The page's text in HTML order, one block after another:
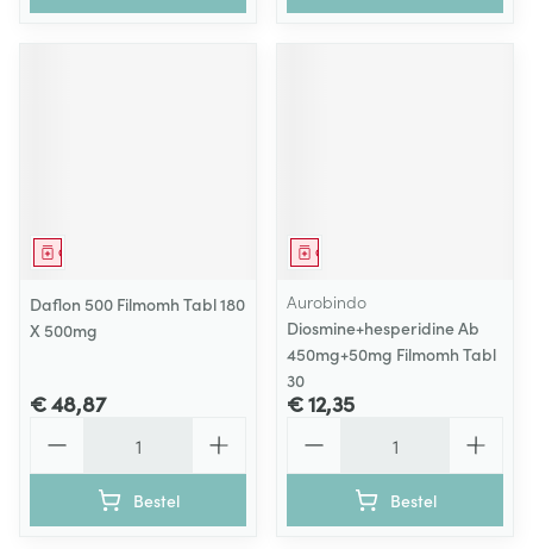
Geneesmiddel
Daflon 500 Filmomh Tabl 180
X 500mg
€ 48,87
Bestel
Geneesmiddel
Aurobindo
Diosmine+hesperidine Ab
450mg+50mg Filmomh Tabl
30
€ 12,35
Bestel